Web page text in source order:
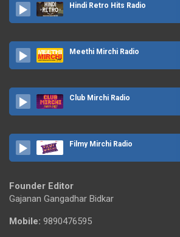
Hindi Retro Hits Radio
Meethi Mirchi Radio
Club Mirchi Radio
Filmy Mirchi Radio
Founder Editor
Gajanan Gangadhar Bidkar
Mobile: 9890476595